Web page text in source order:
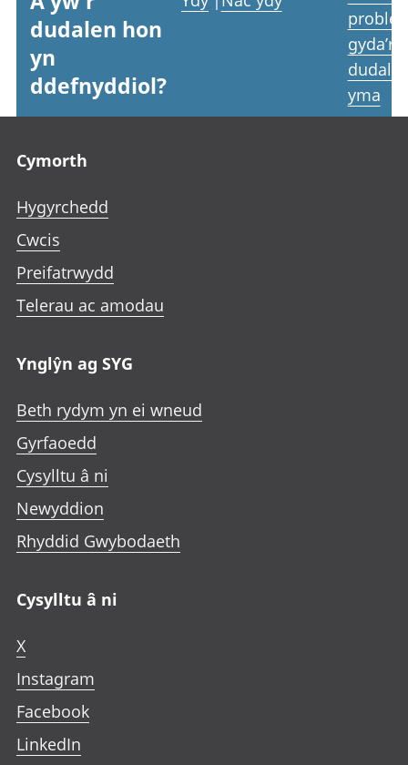
dudalen hon
yn
ddefnyddiol?
gyda’r
yma
Cymorth
Hygyrchedd
Cwcis
Preifatrwydd
Telerau ac amodau
Ynglŷn ag SYG
Beth rydym yn ei wneud
Gyrfaoedd
Cysylltu â ni
Newyddion
Rhyddid Gwybodaeth
Cysylltu â ni
X
Instagram
Facebook
LinkedIn